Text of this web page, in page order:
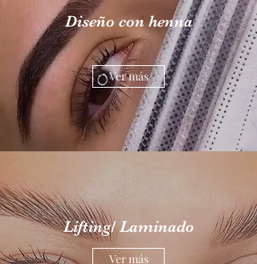
Diseño con henna
Ver más
Lifting/ Laminado
Ver más